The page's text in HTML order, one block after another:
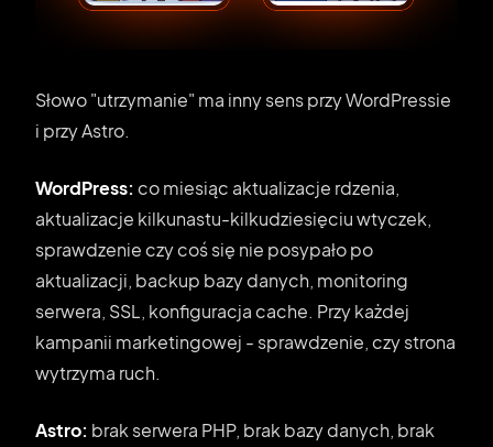
Słowo "utrzymanie" ma inny sens przy WordPressie
i przy Astro.
WordPress: co miesiąc aktualizacje rdzenia,
aktualizacje kilkunastu-kilkudziesięciu wtyczek,
sprawdzenie czy coś się nie posypało po
aktualizacji, backup bazy danych, monitoring
serwera, SSL, konfiguracja cache. Przy każdej
kampanii marketingowej - sprawdzenie, czy strona
wytrzyma ruch.
Astro: brak serwera PHP, brak bazy danych, brak